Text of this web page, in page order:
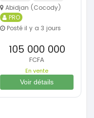
Abidjan (Cocody)
PRO
Posté il y a 3 jours
105 000 000
FCFA
En vente
Voir détails